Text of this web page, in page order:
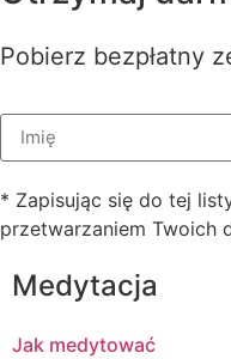
Pobierz bezpłatny
* Zapisując się do tej
przetwarzaniem Twoich
Medytacja
Jak medytować